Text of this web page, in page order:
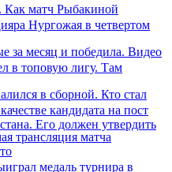
Нургожая в четвертом
в топовую лигу. Там
кандидата на пост
Его должен утвердить
медаль турнира в
Как матч Рыбакиной
за месяц и победила. Видео
в сборной. Кто стал
трансляция матча